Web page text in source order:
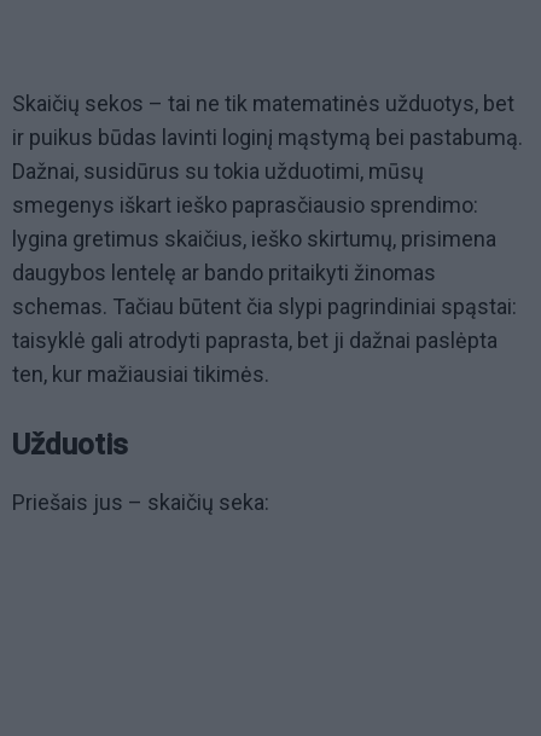
Skaičių sekos – tai ne tik matematinės užduotys, bet
ir puikus būdas lavinti loginį mąstymą bei pastabumą.
Dažnai, susidūrus su tokia užduotimi, mūsų
smegenys iškart ieško paprasčiausio sprendimo:
lygina gretimus skaičius, ieško skirtumų, prisimena
daugybos lentelę ar bando pritaikyti žinomas
schemas. Tačiau būtent čia slypi pagrindiniai spąstai:
taisyklė gali atrodyti paprasta, bet ji dažnai paslėpta
ten, kur mažiausiai tikimės.
Užduotis
Priešais jus – skaičių seka: